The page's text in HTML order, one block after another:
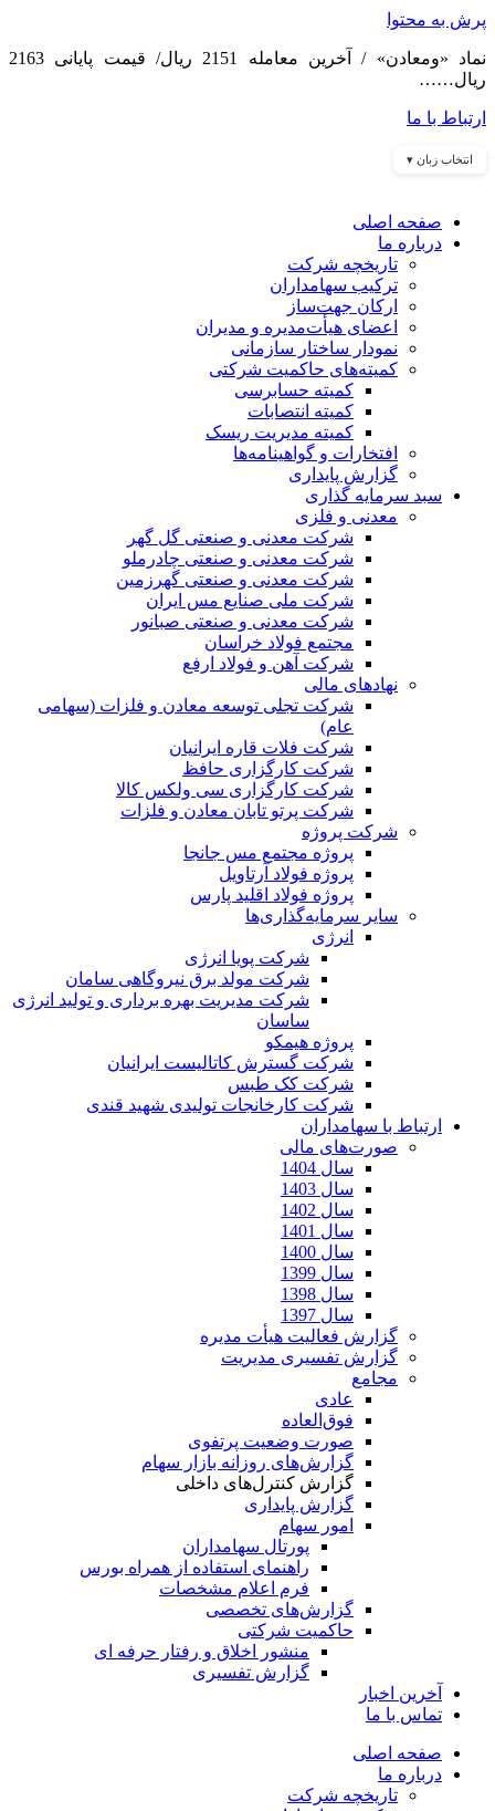
پرش به محتوا
نماد «ومعادن» / آخرین معامله 2151 ریال/ قیمت پایانی 2163
ریال……
ارتباط با ما
انتخاب زبان ▾
صفحه اصلی
درباره ما
تاریخچه شرکت
ترکیب سهامداران
ارکان جهت‌ساز
اعضای هیأت‌مدیره و مدیران
نمودار ساختار سازمانی
کمیته‌های حاکمیت شرکتی
کمیته حسابرسی
کمیته انتصابات
کمیته مدیریت ریسک
افتخارات و گواهینامه‌ها
گزارش پایداری
سبد سرمایه گذاری
معدنی و فلزی
شرکت معدنی و صنعتی گل گهر
شرکت معدنی و صنعتی چادرملو
شرکت معدنی و صنعتی گهرزمین
شرکت ملی صنایع مس ایران
شرکت معدنی و صنعتی صبانور
مجتمع فولاد خراسان
شرکت آهن و فولاد ارفع
نهادهای مالی
شرکت تجلی توسعه معادن و فلزات (سهامی
عام)
شرکت فلات قاره ایرانیان
شرکت کارگزاری حافظ
شرکت کارگزاری سی ولکس کالا
شرکت پرتو تابان معادن و فلزات
شرکت پروژه
پروژه مجتمع مس جانجا
پروژه فولاد آرتاویل
پروژه فولاد اقلید پارس
سایر سرمایه‌گذاری‌ها
انرژی
شرکت پویا انرژی
شرکت مولد برق نیروگاهی سامان
شرکت مدیریت بهره برداری و تولید انرژی
ساسان
پروژه هیمکو
شرکت گسترش کاتالیست ایرانیان
شرکت کک طبس
شرکت کارخانجات تولیدی شهید قندی
ارتباط با سهامداران
صورت‌های مالی
سال 1404
سال 1403
سال 1402
سال 1401
سال 1400
سال 1399
سال 1398
سال 1397
گزارش فعالیت هیأت مدیره
گزارش تفسیری مدیریت
مجامع
عادی
فوق‌العاده
صورت وضعیت پرتفوی
گزارش‌های روزانه بازار سهام
گزارش کنترل‌های داخلی
گزارش پایداری
امور سهام
پورتال سهامداران
راهنمای استفاده از همراه بورس
فرم اعلام مشخصات
گزارش‌های تخصصی
حاکمیت شرکتی
منشور اخلاق و رفتار حرفه­ ای
گزارش تفسیری
آخرین اخبار
تماس با ما
صفحه اصلی
درباره ما
تاریخچه شرکت